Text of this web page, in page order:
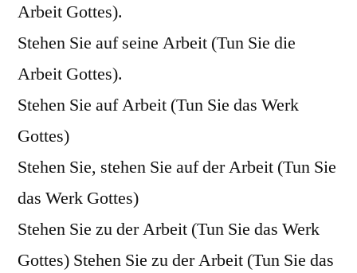
Arbeit Gottes).
Stehen Sie auf seine Arbeit (Tun Sie die
Arbeit Gottes).
Stehen Sie auf Arbeit (Tun Sie das Werk
Gottes)
Stehen Sie, stehen Sie auf der Arbeit (Tun Sie
das Werk Gottes)
Stehen Sie zu der Arbeit (Tun Sie das Werk
Gottes) Stehen Sie zu der Arbeit (Tun Sie das